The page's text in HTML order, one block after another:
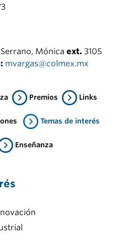
Mónica ext. 3105
mvargas@colmex.mx
Premios Links
Temas de interés
Enseñanza